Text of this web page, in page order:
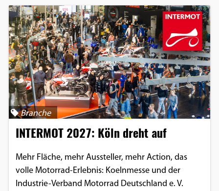
Branche
INTERMOT 2027: Köln dreht auf
Mehr Fläche, mehr Aussteller, mehr Action, das
volle Motorrad-Erlebnis: Koelnmesse und der
Industrie-Verband Motorrad Deutschland e. V.